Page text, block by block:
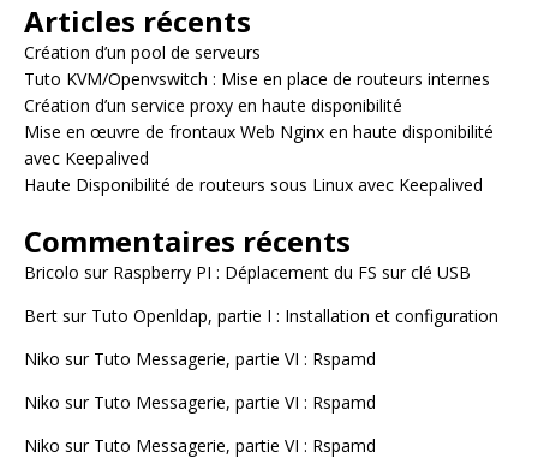
Articles récents
Création d’un pool de serveurs
Tuto KVM/Openvswitch : Mise en place de routeurs internes
Création d’un service proxy en haute disponibilité
Mise en œuvre de frontaux Web Nginx en haute disponibilité
avec Keepalived
Haute Disponibilité de routeurs sous Linux avec Keepalived
Commentaires récents
Bricolo sur Raspberry PI : Déplacement du FS sur clé USB
Bert sur Tuto Openldap, partie I : Installation et configuration
Niko sur Tuto Messagerie, partie VI : Rspamd
Niko sur Tuto Messagerie, partie VI : Rspamd
Niko sur Tuto Messagerie, partie VI : Rspamd